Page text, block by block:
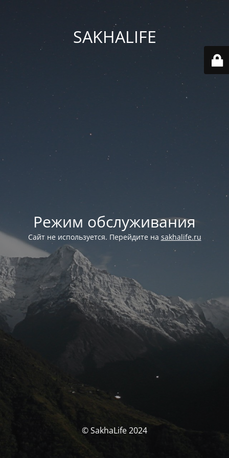
SAKHALIFE
Режим обслуживания
Сайт не используется. Перейдите на sakhalife.ru
© SakhaLife 2024